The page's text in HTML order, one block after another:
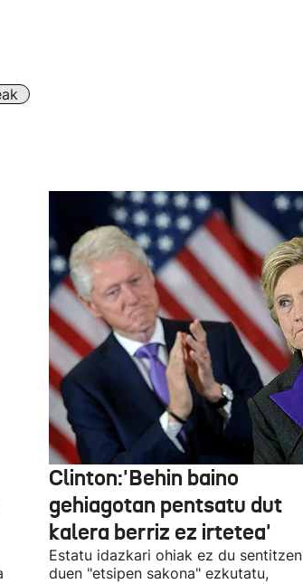
Clinton:'Behin baino
gehiagotan pentsatu dut
kalera berriz ez irtetea'
Estatu idazkari ohiak ez du sentitzen
duen "etsipen sakona" ezkutatu,